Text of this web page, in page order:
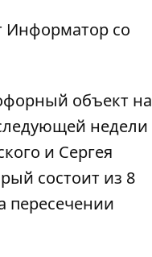
Информатор со
объект на
недели
и Сергея
состоит из 8
пересечении